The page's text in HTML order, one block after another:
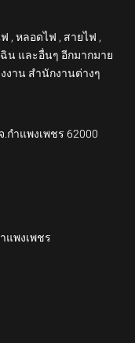
หลอดไฟ , สายไฟ ,
ฉิน และอื่นๆ อีกมากมาย
งาน สำนักงานต่างๆ
.กำแพงเพชร 62000
พงเพชร